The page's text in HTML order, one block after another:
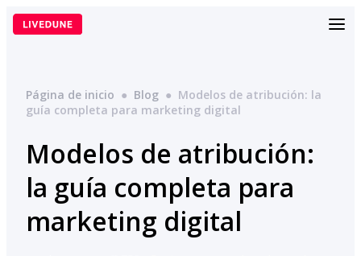
Saltar
al
Página de inicio ● Blog ● Modelos de atribución: la
guía completa para marketing digital
Modelos de atribución:
la guía completa para
marketing digital